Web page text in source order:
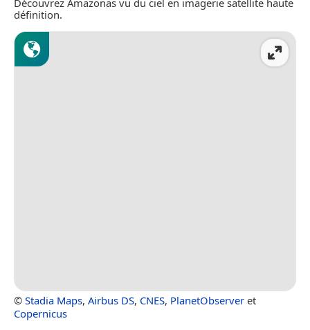
Découvrez Amazonas vu du ciel en imagerie satellite haute
définition.
© Stadia Maps, Airbus DS, CNES, PlanetObserver et
Copernicus